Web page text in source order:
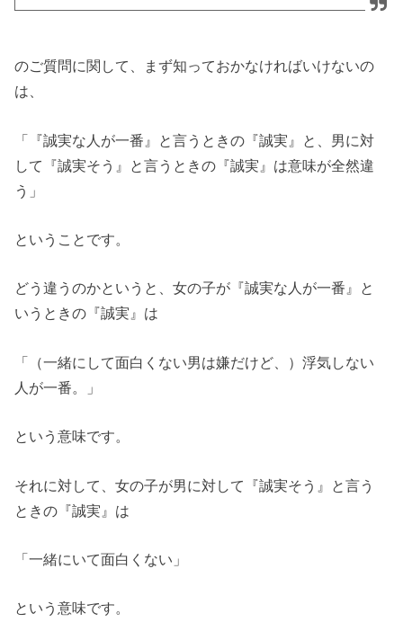
のご質問に関して、まず知っておかなければいけないの
は、
「『誠実な人が一番』と言うときの『誠実』と、男に対
して『誠実そう』と言うときの『誠実』は意味が全然違
う」
ということです。
どう違うのかというと、女の子が『誠実な人が一番』と
いうときの『誠実』は
「（一緒にして面白くない男は嫌だけど、）浮気しない
人が一番。」
という意味です。
それに対して、女の子が男に対して『誠実そう』と言う
ときの『誠実』は
「一緒にいて面白くない」
という意味です。